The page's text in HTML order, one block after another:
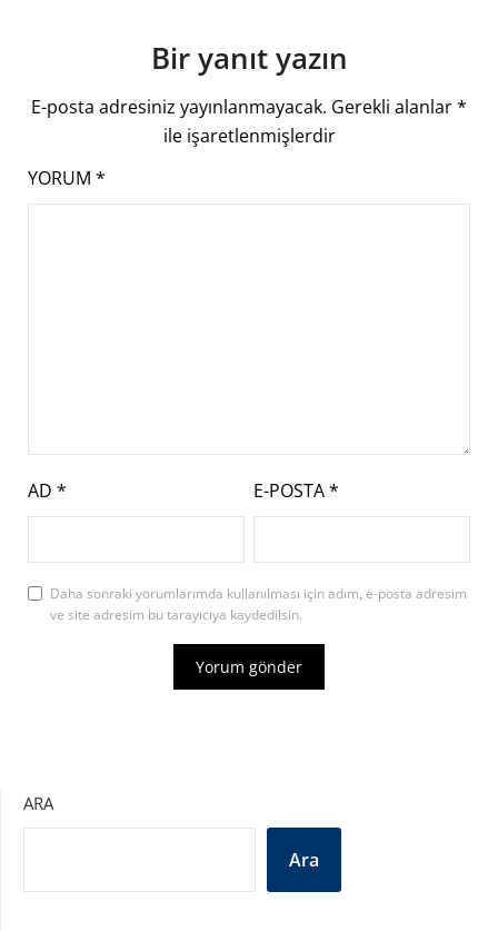
Bir yanıt yazın
E-posta adresiniz yayınlanmayacak. Gerekli alanlar*
ile işaretlenmişlerdir
YORUM *
AD * E-POSTA*
Daha sonraki yorumlarımda kullanılması için adım, e-posta adresim
ve site adresim bu tarayıcıya kaydedilsin.
ARA
Ara